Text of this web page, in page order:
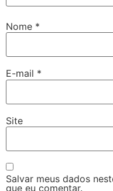
Nome *
E-mail *
Site
Salvar meus dados
que eu comentar.